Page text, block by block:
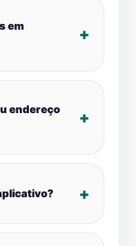
em
endereço